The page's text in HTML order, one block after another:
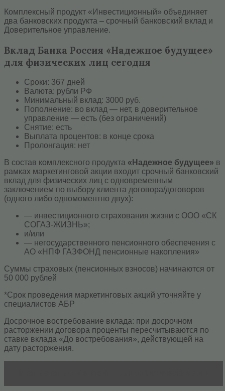
Комплексный продукт «Инвестиционный» объединяет
два банковских продукта – срочный банковский вклад и
Доверительное управление.
Вклад Банка Россия «Надежное будущее»
для физических лиц сегодня
Сроки: 367 дней
Валюта: рубли РФ
Минимальный вклад: 3000 руб.
Пополнение: во вклад — нет, в доверительное
управление — есть (без ограничений)
Снятие: есть
Выплата процентов: в конце срока
Пролонгация: нет
В состав комплексного продукта «Надежное будущее» в
рамках маркетинговой акции входит срочный банковский
вклад для физических лиц с одновременным
заключением по выбору клиента договора/договоров
(одного либо одномоментно двух):
— инвестиционного страхования жизни с ООО «СК
СОГАЗ-ЖИЗНЬ»;
и/или
— негосударственного пенсионного обеспечения с
АО «НПФ ГАЗФОНД пенсионные накопления»
Суммы страховых (пенсионных взносов) начинаются от
50 000 рублей
*Срок проведения маркетинговых акций уточняйте у
специалистов АБР
Досрочное востребование вклада: при досрочном
расторжении договора проценты пересчитываются по
ставке вклада «До востребования», действующей на
дату расторжения.